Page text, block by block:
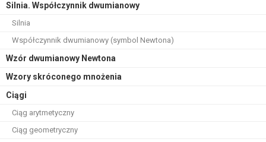
Silnia. Współczynnik dwumianowy
Silnia
Współczynnik dwumianowy (symbol Newtona)
Wzór dwumianowy Newtona
Wzory skróconego mnożenia
Ciągi
Ciąg arytmetyczny
Ciąg geometryczny